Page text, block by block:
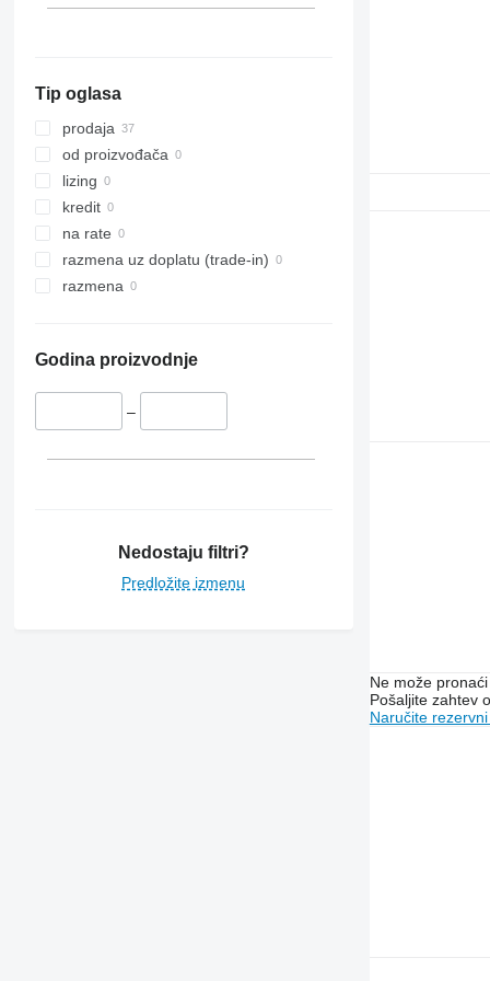
8230
9120
9230
9240
Axial-Flow
CF
STX
2054
2058
2064
2066
2254
2256
2264
3040
6090
6620
7400
Tip oglasa
prodaja
od proizvođača
lizing
kredit
na rate
razmena uz doplatu (trade-in)
razmena
Godina proizvodnje
–
Nedostaju filtri?
Predložite izmenu
Ne može
Pošaljite zahtev
Naručite